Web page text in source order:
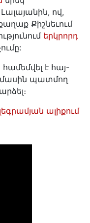
ով,
Քիշնեւում
երկրորդ
է հայ-
պատմող
ալիքում